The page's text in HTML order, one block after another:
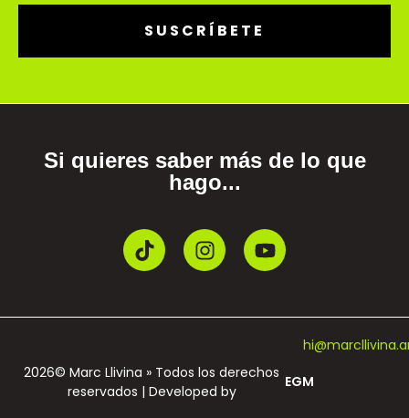
SUSCRÍBETE
Si quieres saber más de lo que
hago...
2026© Marc Llivina » Todos los derechos
reservados | Developed by
EGM